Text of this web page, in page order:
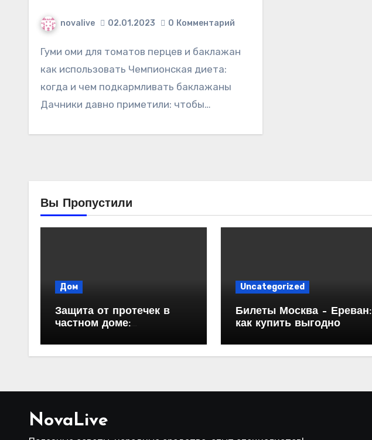
novalive 02.01.2023 0 Комментарий
Гуми оми для томатов перцев и баклажан
как использовать Чемпионская диета:
когда и чем подкармливать баклажаны
Дачники давно приметили: чтобы…
Вы Пропустили
Дом
Защита от протечек в
частном доме:
автоматизация
Uncategorized
Билеты Москва – Ереван:
как купить выгодно
NovaLive